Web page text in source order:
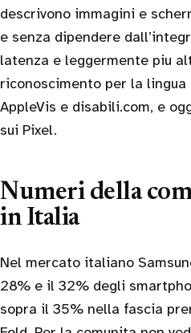
descrivono immagini e
e senza dipendere
latenza e leggermente piu
riconoscimento per la
AppleVis e disabili.com, e
sui Pixel.
Numeri della
in Italia
Nel mercato italiano
28% e il 32% degli
sopra il 35% nella fascia